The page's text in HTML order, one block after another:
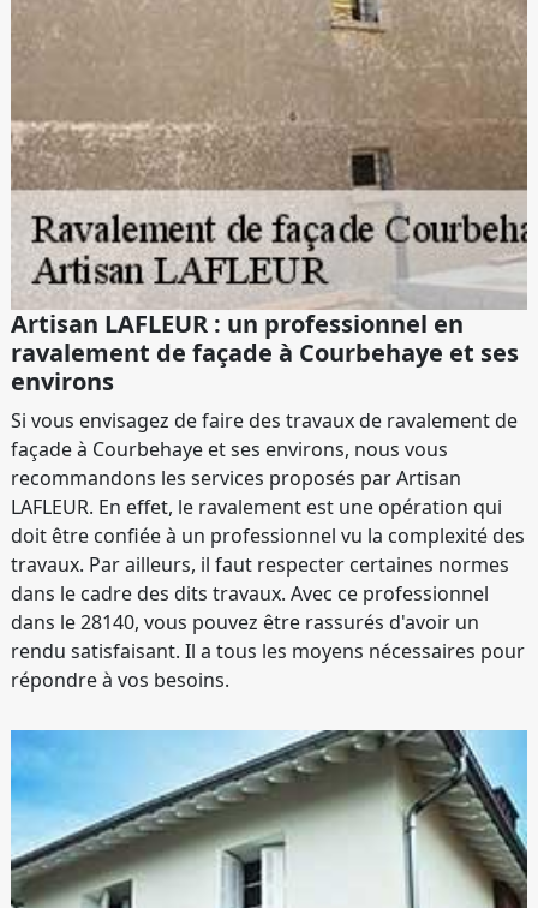
Artisan LAFLEUR : un professionnel en
ravalement de façade à Courbehaye et ses
environs
Si vous envisagez de faire des travaux de ravalement de
façade à Courbehaye et ses environs, nous vous
recommandons les services proposés par Artisan
LAFLEUR. En effet, le ravalement est une opération qui
doit être confiée à un professionnel vu la complexité des
travaux. Par ailleurs, il faut respecter certaines normes
dans le cadre des dits travaux. Avec ce professionnel
dans le 28140, vous pouvez être rassurés d'avoir un
rendu satisfaisant. Il a tous les moyens nécessaires pour
répondre à vos besoins.